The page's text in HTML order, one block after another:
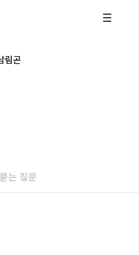
림곤
는 질문